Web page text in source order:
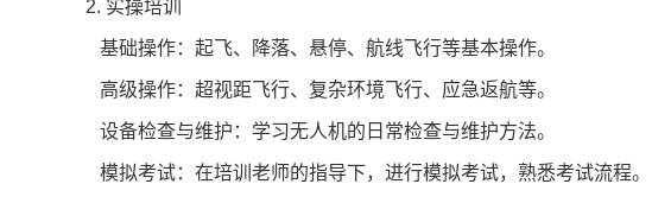
2. 实操培训
基础操作：起飞、降落、悬停、航线飞行等基本操作。
高级操作：超视距飞行、复杂环境飞行、应急返航等。
设备检查与维护：学习无人机的日常检查与维护方法。
模拟考试：在培训老师的指导下，进行模拟考试，熟悉考试流程。